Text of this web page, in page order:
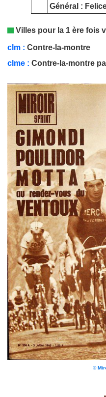
Général :
Villes pour la 1 ère fois
clm : Contre-la-montre
clme : Contre-la-montre
©